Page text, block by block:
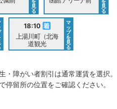
見
る
見
る
18:10
上湯川町（北海
道観光
マ
ッ
プ
を
見
る
・障がい者割引は通常運賃を選択。
停留所の位置をご確認ください。